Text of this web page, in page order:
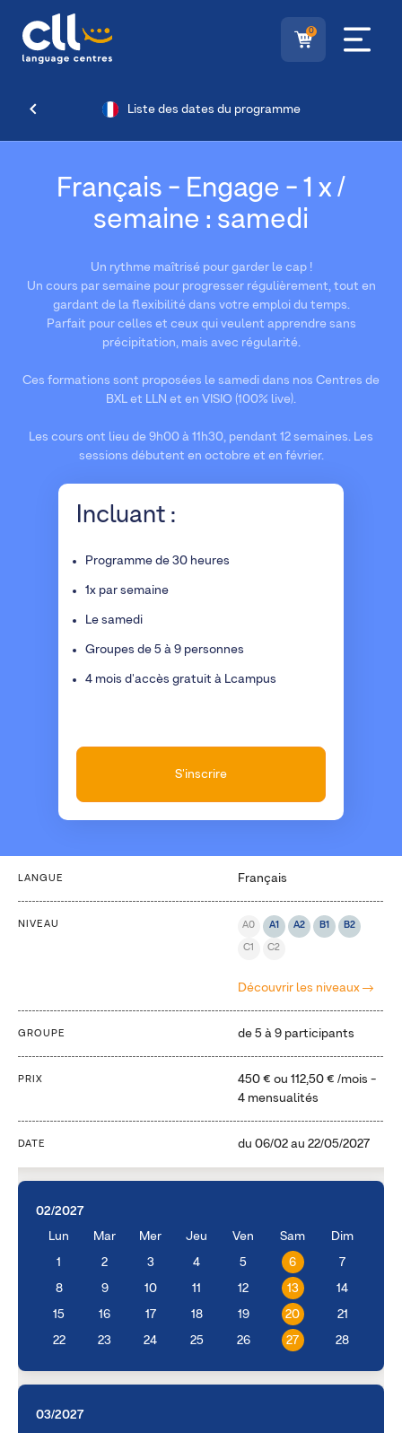
0
Liste des dates du programme
Français - Engage - 1 x /
semaine : samedi
Un rythme maîtrisé pour garder le cap !
Un cours par semaine pour progresser régulièrement, tout en
gardant de la flexibilité dans votre emploi du temps.
Parfait pour celles et ceux qui veulent apprendre sans
précipitation, mais avec régularité.
Ces formations sont proposées le samedi dans nos Centres de
BXL et LLN et en VISIO (100% live).
Les cours ont lieu de 9h00 à 11h30, pendant 12 semaines. Les
sessions débutent en octobre et en février.
Incluant :
Programme de 30 heures
1x par semaine
Le samedi
Groupes de 5 à 9 personnes
4 mois d'accès gratuit à Lcampus
S'inscrire
LANGUE Français
NIVEAU A0 A1 A2 B1 B2
C1 C2
Découvrir les niveaux
GROUPE de 5 à 9 participants
PRIX 450 € ou 112,50 € /mois -
4 mensualités
DATE du 06/02au 22/05/2027
02/2027
Lun
Mar Mer Jeu Ven Sam Dim
1 2 3 4 5 6 7
8 9 10 11 12 13 14
15 16 17 18 19 20 21
22 23 24 25 26 27 28
03/2027